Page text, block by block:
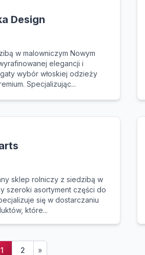
Design
w malowniczym Nowym
elegancji i
wybór włoskiej odzieży
Specjalizując...
sklep rolniczy z siedzibą w
szeroki asortyment części do
się w dostarczaniu
które...
1 2 »